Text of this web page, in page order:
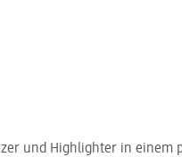
und Highlighter in